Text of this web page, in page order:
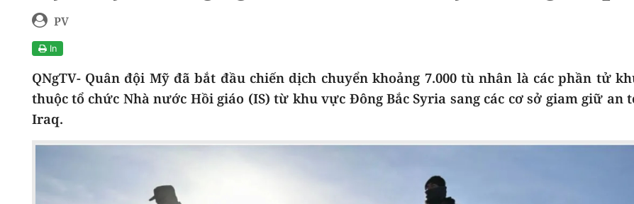
PV
In
QNgTV- Quân đội Mỹ đã bắt đầu chiến dịch chuyển khoảng 7.000 tù nhân là các phần tử
thuộc tổ chức Nhà nước Hồi giáo (IS) từ khu vực Đông Bắc Syria sang các cơ sở giam giữ an
Iraq.